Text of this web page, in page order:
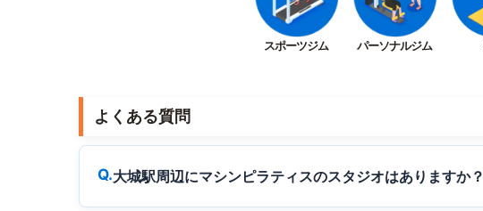
スポーツジム パーソナルジム
よくある質問
大城駅周辺にマシンピラティスのスタジオはありますか？